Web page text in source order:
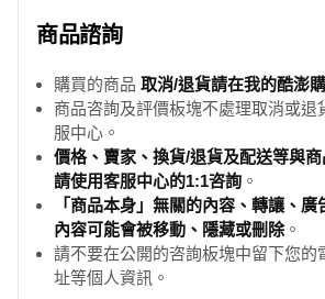
商品諮詢
購買的商品 取消/退貨請在我的酷澎
商品咨詢及評價板塊不處理取消或退
服中心。
價格、賣家、換貨/退貨及配送等與
請使用客服中心的1:1咨詢 。
「商品本身」無關的內容、轉讓、
內容可能會被移動、隱藏或刪除。
請不要在公開的咨詢板塊中留下您的
址等個人資訊。